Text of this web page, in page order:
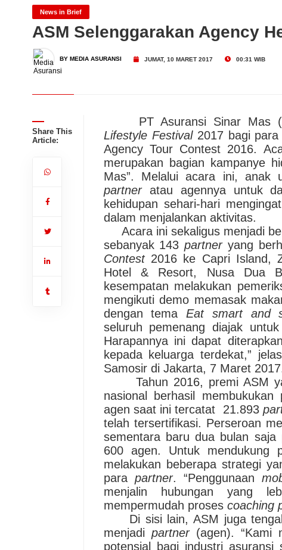
Finansial Terintegrasi
Dari Konsultasi, Inovasi AI
Business Hadirkan Solusi
News in Brief
ASM Selenggarakan Agency
BY MEDIA ASURANSI JUMAT, 10 MARET 2017 00:31 WIB
Share This
Article:
PT Asuransi Sinar Mas
Lifestyle Festival2017 bagi para
Agency Tour Contest 2016.
merupakan bagian kampanye
Mas”. Melalui acara ini, anak
partneratau agennya untuk
kehidupan sehari-hari
dalam menjalankan aktivitas.
Acara ini sekaligus menjadi
sebanyak 143partneryang
Contest2016 ke Capri Island,
Hotel & Resort, Nusa Dua
kesempatan melakukan
mengikuti demo memasak
dengan tema Eat smart and
seluruh pemenang diajak
Harapannya ini dapat
kepada keluarga terdekat,”
Samosir di Jakarta, 7Maret 2017
Tahun 2016, premi ASM
nasional berhasil
agen saat ini tercatat
21.893
telah tersertifikasi. Perseroan
sementara baru dua bulan
600 agen. Untuk mendukung
melakukan beberapa strategi
para partner. “Penggunaan
menjalin hubungan yang
mempermudah proses coaching
Di sisi lain, ASM juga
menjadi partner(agen). “Kami
potensial bagi industri asuransi